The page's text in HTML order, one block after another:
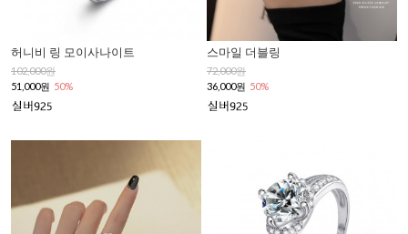
허니비 링 모이사나이트
102,000원
51,000원 50%
스마일 더블링
72,000원
36,000원 50%